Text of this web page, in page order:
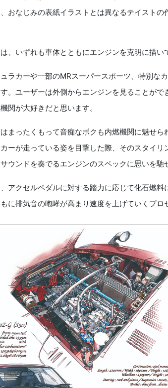
おなじみの表紙イラストとは異なるテイストの
、いずれも車体とともにエンジンを克明に描い
ラカーや一部のMRスーパースポーツ、特別な
。ユーザーは外側からエンジンを見ることがで
関が大好きだと思います。
まったくもって音痴なボクも内燃機関に魅せ
ーが走っている姿を目撃した際、そのスタイリ
ウンドを奏でるエンジンのスペックに思いを馳
アクセルペダルに対する踏力に応じて化石燃料
に排気音の咆哮が高まり速度を上げていくプロ